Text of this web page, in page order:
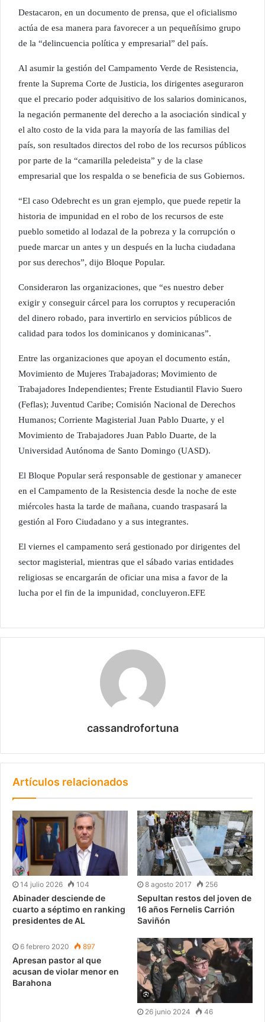
Destacaron, en un documento de prensa, que el oficialismo
actúa de esa manera para favorecer a un pequeñísimo grupo
de la “delincuencia política y empresarial” del país.
Al asumir la gestión del Campamento Verde de Resistencia,
frente la Suprema Corte de Justicia, los dirigentes aseguraron
que el precario poder adquisitivo de los salarios dominicanos,
la negación permanente del derecho a la asociación sindical y
el alto costo de la vida para la mayoría de las familias del
país, son resultados directos del robo de los recursos públicos
por parte de la “camarilla peledeista” y de la clase
empresarial que los respalda o se beneficia de sus Gobiernos.
“El caso Odebrecht es un gran ejemplo, que puede repetir la
historia de impunidad en el robo de los recursos de este
pueblo sometido al lodazal de la pobreza y la corrupción o
puede marcar un antes y un después en la lucha ciudadana
por sus derechos”, dijo Bloque Popular.
Consideraron las organizaciones, que “es nuestro deber
exigir y conseguir cárcel para los corruptos y recuperación
del dinero robado, para invertirlo en servicios públicos de
calidad para todos los dominicanos y dominicanas”.
Entre las organizaciones que apoyan el documento están,
Movimiento de Mujeres Trabajadoras; Movimiento de
Trabajadores Independientes; Frente Estudiantil Flavio Suero
(Feflas); Juventud Caribe; Comisión Nacional de Derechos
Humanos; Corriente Magisterial Juan Pablo Duarte, y el
Movimiento de Trabajadores Juan Pablo Duarte, de la
Universidad Autónoma de Santo Domingo (UASD).
El Bloque Popular será responsable de gestionar y amanecer
en el Campamento de la Resistencia desde la noche de este
miércoles hasta la tarde de mañana, cuando traspasará la
gestión al Foro Ciudadano y a sus integrantes.
El viernes el campamento será gestionado por dirigentes del
sector magisterial, mientras que el sábado varias entidades
religiosas se encargarán de oficiar una misa a favor de la
lucha por el fin de la impunidad, concluyeron.EFE
cassandrofortuna
Artículos relacionados
14 julio 2026 104
Abinader desciende de
cuarto a séptimo en ranking
presidentes de AL
8 agosto 2017 256
Sepultan restos del joven de
16 años Fernelis Carrión
Saviñón
6 febrero 2020 897
Apresan pastor al que
acusan de violar menor en
Barahona
26 junio 2024 46